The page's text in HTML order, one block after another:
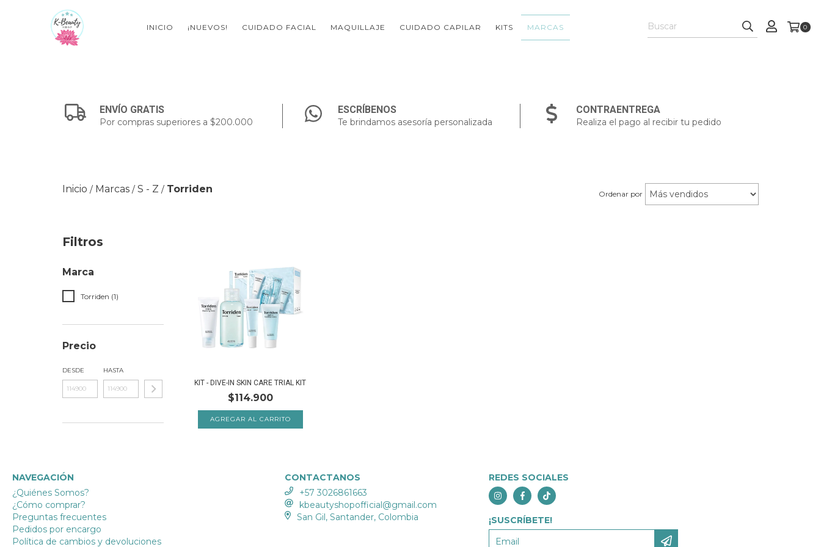
INICIO ¡NUEVOS! CUIDADO FACIAL MAQUILLAJE CUIDADO CAPILAR KITS MARCAS 0
ENVÍO GRATIS
Por compras superiores a $200.000
ESCRÍBENOS
Te brindamos asesoría personalizada
CONTRAENTREGA
Realiza el pago al recibir tu pedido
Inicio / Marcas / S - Z / Torriden Ordenar por
Filtros
Marca
Torriden (1)
Precio
DESDE HASTA
KIT - DIVE-IN SKIN CARE TRIAL KIT
$114.900
NAVEGACIÓN
¿Quiénes Somos?
¿Cómo comprar?
Preguntas frecuentes
Pedidos por encargo
Política de cambios y devoluciones
CONTACTANOS
+57 3026861663
kbeautyshopofficial@gmail.com
San Gil, Santander, Colombia
REDES SOCIALES
¡SUSCRÍBETE!